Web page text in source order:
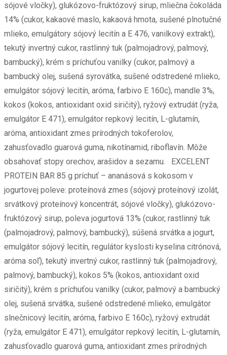
sójové vločky), glukózovo-fruktózový sirup, mliečna čokoláda
14% (cukor, kakaové maslo, kakaová hmota, sušené plnotučné
mlieko, emulgátory sójový lecitín a E 476, vanilkový extrakt),
tekutý invertný cukor, rastlinný tuk (palmojadrový, palmový,
bambucký), krém s príchuťou vanilky (cukor, palmový a
bambucký olej, sušená syrovátka, sušené odstredené mlieko,
emulgátor sójový lecitín, aróma, farbivo E 160c), mandle 3%,
kokos (kokos, antioxidant oxid siričitý), ryžový extrudát (ryža,
emulgátor E 471), emulgátor repkový lecitín, L-glutamín,
aróma, antioxidant zmes prírodných tokoferolov,
zahusťovadlo guarová guma, nikotínamid, riboflavín. Môže
obsahovať stopy orechov, arašidov a sezamu. EXCELENT
PROTEIN BAR 85 g príchuť – ananásová s kokosom v
jogurtovej poleve: proteínová zmes (sójový proteínový izolát,
srvátkový proteínový koncentrát, sójové vločky), glukózovo-
fruktózový sirup, poleva jogurtová 13% (cukor, rastlinný tuk
(palmojadrový, palmový, bambucký), súšená srvátka a jogurt,
emulgátor sójový lecitín, regulátor kyslosti kyselina citrónová,
aróma soľ), tekutý invertný cukor, rastlinný tuk (palmojadrový,
palmový, bambucký), kokos 5% (kokos, antioxidant oxid
siričitý), krém s príchuťou vanilky (cukor, palmový a bambucký
olej, sušená srvátka, sušené odstredené mlieko, emulgátor
slnečnicový lecitín, aróma, farbivo E 160c), ryžový extrudát
(ryža, emulgátor E 471), emulgátor repkový lecitín, L-glutamín,
zahusťovadlo guarová guma, antioxidant zmes prírodných